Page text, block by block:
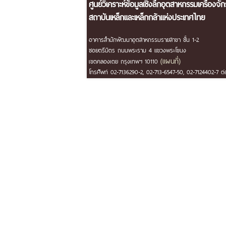
ศูนย์วิเคราะห์ข้อมูลเชิงลึกอุตสาหกรรมเครื่องจั
สถาบันเหล็กและเหล็กกล้าแห่งประเทศไทย
อาคารสำนักพัฒนาอุตสาหกรรมรายสาขา ชั้น 1-2
ซอยตรีมิตร ถนนพระราม 4 แขวงพระโขนง
เขตคลองเตย กรุงเทพฯ 10110 (แผนที่)
โทรศัพท์ 02-7136290-2, 02-713-6547-50, 02-7124402-7 ต่